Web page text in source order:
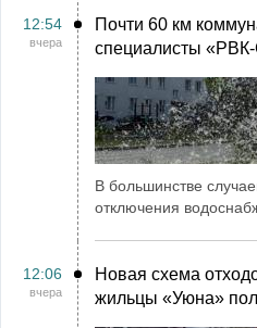
12:54
вчера
Почти 60 км
специалисты
В большинстве
отключения
12:06
вчера
Новая схема
жильцы «Уюна»